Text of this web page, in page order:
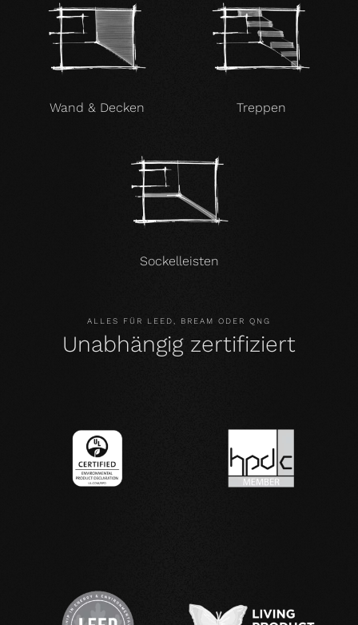
Wand & Decken Treppen
Sockelleisten
ALLES FÜR LEED, BREAM ODER QNG
Unabhängig zertifiziert